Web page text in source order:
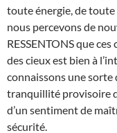
toute énergie, de
nous percevons de
RESSENTONS que
des cieux est bien à
connaissons une sorte
tranquillité provisoire
d’un sentiment de
sécurité.